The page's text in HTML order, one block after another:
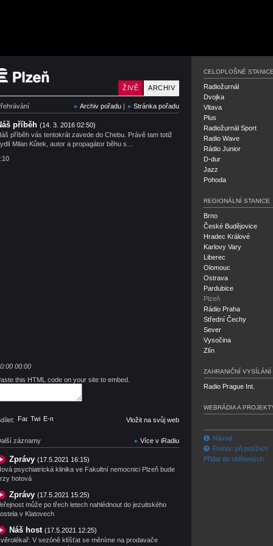
Český rozhlas Plzeň
ARCHIV
ŽIVĚ
Archiv pořadu | Stránka pořadu
příběh (14. 3. 2016 02:50)
příběh vás tentokrát zavede do Chebu. Právě tam totiž
Milan Kůtek, autor a propagátor běhu s…
00:00
this HTML code on your site to embed.
Facebook
TwitterE-mail Vložit na svůj web
záznamy Více v iRadiu
Zprávy (17.5.2021 16:15)
psychiatrická klinika ve Fakultní nemocnici Plzeň bude
hotová
Zprávy (17.5.2021 15:25)
může po třech letech nahlédnout do jezuitského
v Klatovech
Náš host (17.5.2021 12:25)
V sezóně klíšťat se měníme na prodavače
CELOPLOŠNÉ
Radiožurnál
Dvojka
Vltava
Plus
Radiožurnál Sport
Radio Wave
Rádio Junior
D-dur
Jazz
Pohoda
REGIONÁLNÍ STANICE
Brno
České Budějovice
Hradec Králové
Karlovy Vary
Liberec
Olomouc
Ostrava
Pardubice
Plzeň
Rádio Praha
Střední Čechy
Sever
Vysočina
Zlín
ZAHRANIČNÍ VYSÍLÁNÍ
Radio Prague Int.
WEBRÁDIA A
Návod
Pomoc při potížích
Přidat do oblíbených